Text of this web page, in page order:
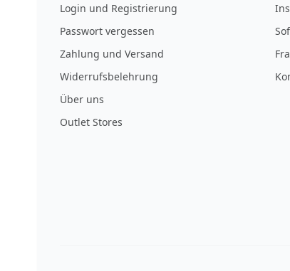
Login und Registrierung
Passwort vergessen
Zahlung und Versand
Widerrufsbelehrung
Über uns
Outlet Stores